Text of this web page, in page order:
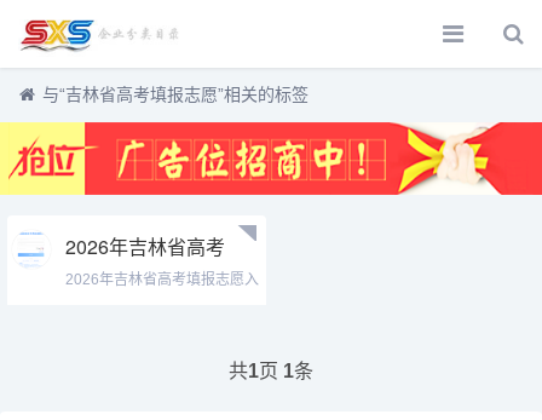
与“吉林省高考填报志愿”相关的标签
2026年吉林省高考
填报志愿入口
2026年吉林省高考填报志愿入
共1页 1条